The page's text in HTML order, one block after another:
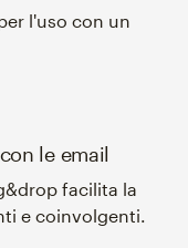
l'uso con un
le email
facilita la
e coinvolgenti.